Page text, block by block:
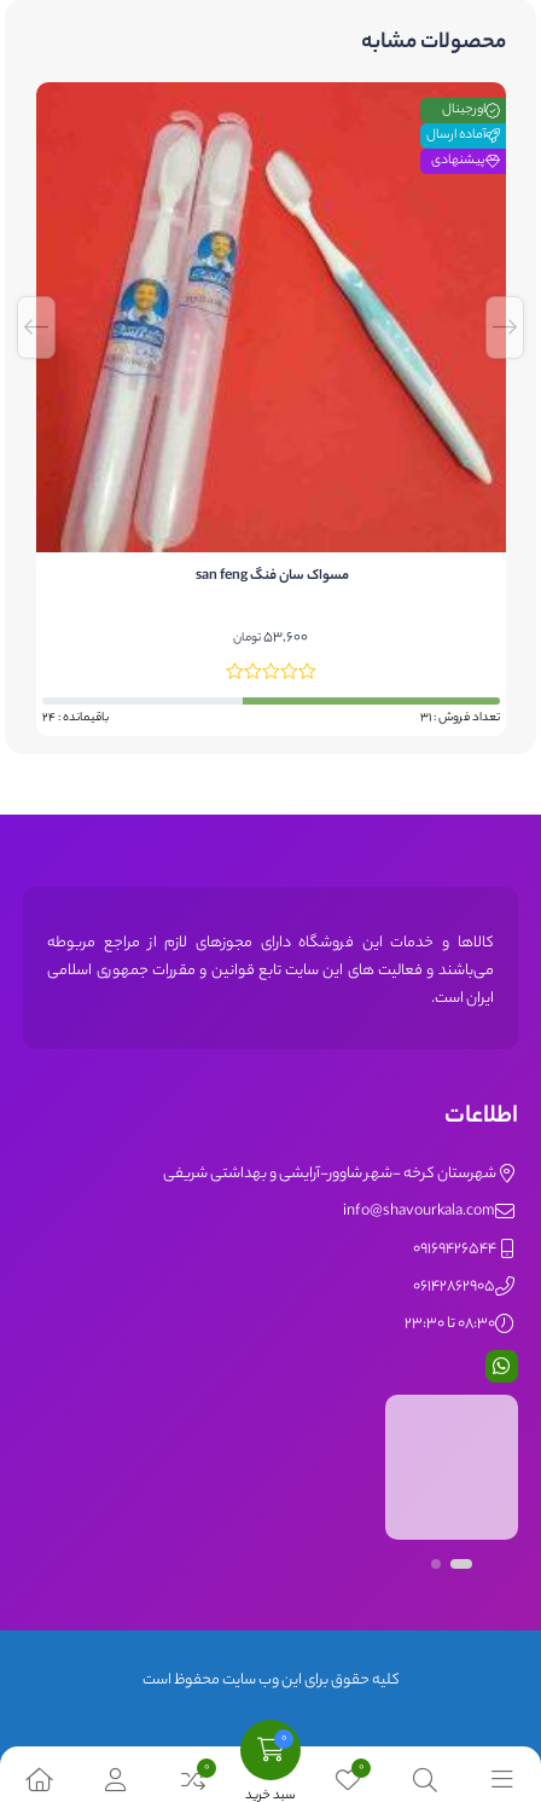
محصولات مشابه
اورجینال
آماده ارسال
پیشنهادی
مسواک سان فنگ san feng
53,600تومان
تعداد فروش : 31 باقیمانده : 24
کالاها و خدمات این فروشگاه دارای مجوز‌های لازم از مراجع مربوطه
می‌باشند و فعالیت های این سایت تابع قوانین و مقررات جمهوری اسلامی
ایران است.
اطلاعات
شهرستان کرخه -شهر شاوور-آرایشی و بهداشتی شریفی
info@shavourkala.com
09169426544
06142862905
08:30 تا 23:30
کلیه حقوق برای این وب سایت محفوظ است
سبد خرید